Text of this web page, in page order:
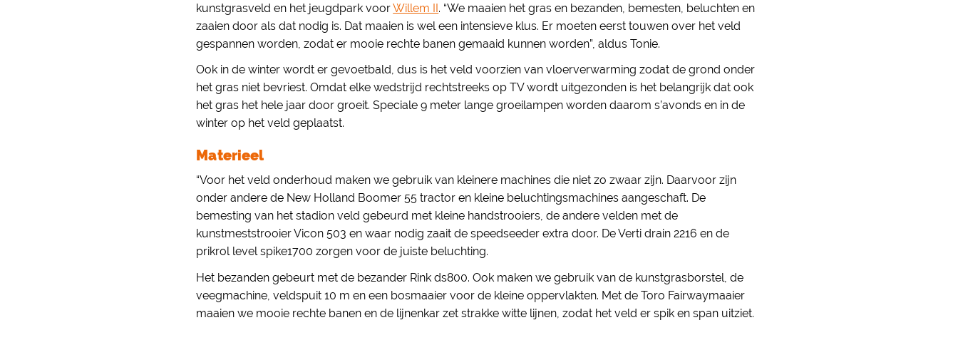
kunstgrasveld en het jeugdpark voorWillem II. “We maaien het gras en bezanden, bemesten, beluchten en
zaaien door als dat nodig is. Dat maaien is wel een intensieve klus. Er moeten eerst touwen over het veld
gespannen worden, zodat er mooie rechte banen gemaaid kunnen worden”, aldus Tonie.
Ook in de winter wordt er gevoetbald, dus is het veld voorzien van vloerverwarming zodat de grond onder
het gras niet bevriest. Omdat elke wedstrijd rechtstreeks op TV wordt uitgezonden is het belangrijk dat ook
het gras het hele jaar door groeit. Speciale 9 meter lange groeilampen worden daarom s’avonds en in de
winter op het veld geplaatst.
Materieel
“Voor het veld onderhoud maken we gebruik van kleinere machines die niet zo zwaar zijn. Daarvoor zijn
onder andere de New Holland Boomer 55 tractor en kleine beluchtingsmachines aangeschaft. De
bemesting van het stadion veld gebeurd met kleine handstrooiers, de andere velden met de
kunstmeststrooier Vicon 503 en waar nodig zaait de speedseeder extra door. De Verti drain 2216 en de
prikrol level spike1700 zorgen voor de juiste beluchting.
Het bezanden gebeurt met de bezander Rink ds800. Ook maken we gebruik van de kunstgrasborstel, de
veegmachine, veldspuit 10 m en een bosmaaier voor de kleine oppervlakten. Met de Toro Fairwaymaaier
maaien we mooie rechte banen en de lijnenkar zet strakke witte lijnen, zodat het veld er spik en span uitziet.